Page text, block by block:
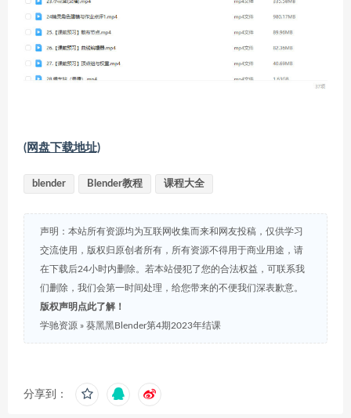
(网盘下载地址)
blender Blender教程 课程大全
声明：本站所有资源均为互联网收集而来和网友投稿，仅供学习
交流使用，版权归原创者所有，所有资源不得用于商业用途，请
在下载后24小时内删除。若本站侵犯了您的合法权益，可联系我
们删除，我们会第一时间处理，给您带来的不便我们深表歉意。
版权声明点此了解！
学驰资源 » 葵黑黑Blender第4期2023年结课
分享到：